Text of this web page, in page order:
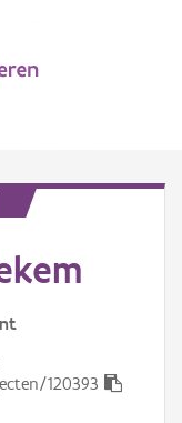
120393